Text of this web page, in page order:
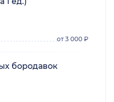
от 3 000 ₽
бородавок